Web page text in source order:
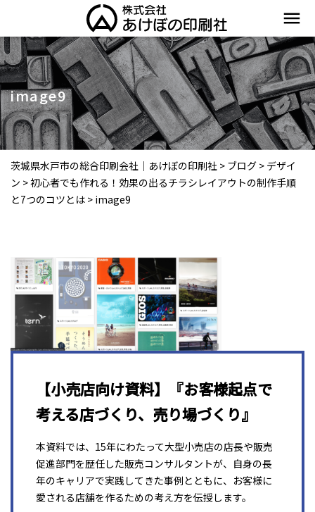
menu
image9
茨城県水戸市の総合印刷会社｜あけぼの印刷社 > ブログ > デザイ
ン >初心者でも作れる！効果の出るチラシレイアウトの制作手順
と7つのコツとは > image9
【小売店向け資料】『お客様起点で
考える店づくり、売り場づくり』
本資料では、15年にわたって大型小売店の店長や販売
促進部門を歴任した販売コンサルタントが、自身の長
年のキャリアで実践してきた事例とともに、お客様に
愛される店舗を作るための考え方を伝授します。